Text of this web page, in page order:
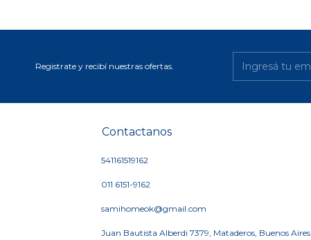
Registrate y recibí nuestras ofertas.
Contactanos
541161519162
011 6151-9162
samihomeok@gmail.com
Juan Bautista Alberdi 7379, Mataderos, Buenos Aires